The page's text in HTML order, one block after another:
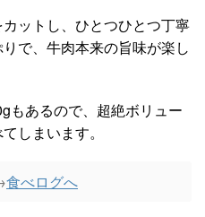
ットし、ひとつひとつ丁寧
で、牛肉本来の旨味が楽し
もあるので、超絶ボリュー
しまいます。
食べログへ